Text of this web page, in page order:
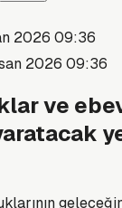
2026 09:36
2026 09:36
ve